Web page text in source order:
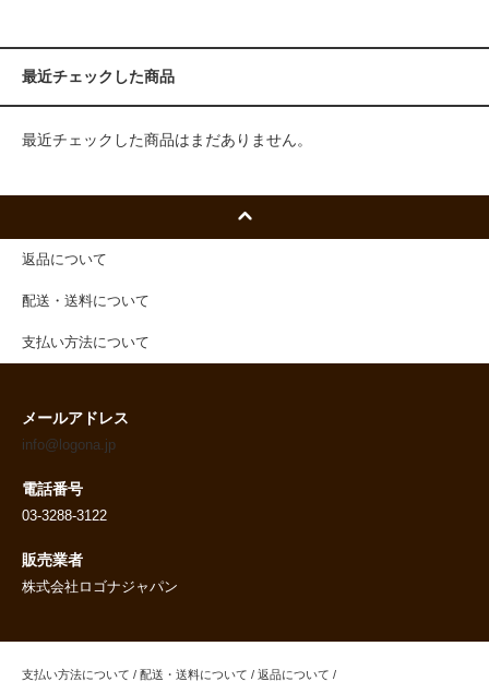
最近チェックした商品
最近チェックした商品はまだありません。
返品について
配送・送料について
支払い方法について
メールアドレス
info@logona.jp
電話番号
03-3288-3122
販売業者
株式会社ロゴナジャパン
支払い方法について / 配送・送料について / 返品について /